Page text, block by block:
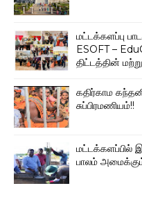
மட்டக்களப்பு
ESOFT –
திட்டத்தின்
கதிர்காம
சுப்பிரமணியம்!!
மட்டக்களப்பில்
பாலம்